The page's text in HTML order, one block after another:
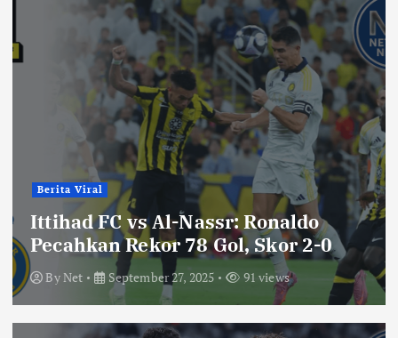
Berita Viral
Ittihad FC vs Al-Nassr: Ronaldo
Pecahkan Rekor 78 Gol, Skor 2-0
ByNet September 27, 2025 91 views